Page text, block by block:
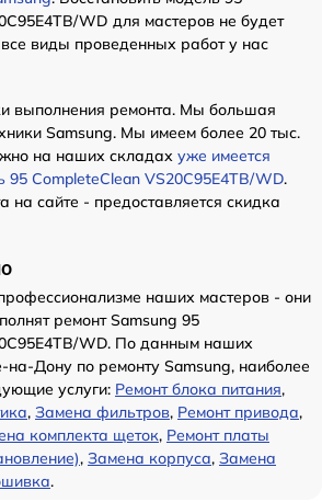
WD для мастеров не будет
виды проведенных работ у нас
выполнения ремонта. Мы большая
Samsung. Мы имеем более 20 тыс.
на наших складах уже имеется
95 CompleteClean VS20C95E4TB/WD.
на сайте - предоставляется скидка
наших мастеров - они
ремонт Samsung 95
WD. По данным наших
на-Дону по ремонту Samsung, наиболее
услуги: Ремонт блока питания,
, Замена фильтров, Ремонт привода,
комплекта щеток, Ремонт платы
, Замена корпуса, Замена
.